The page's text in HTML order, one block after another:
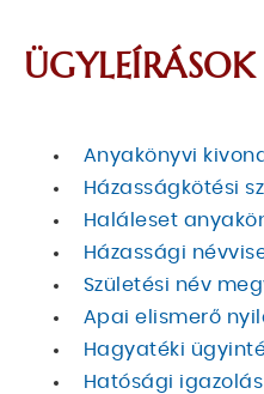
ÜGYLEÍRÁSOK
Anyakönyvi
Házasságkötési
Haláleset
Házassági
Születési név
Apai elismerő
Hagyatéki
Hatósági